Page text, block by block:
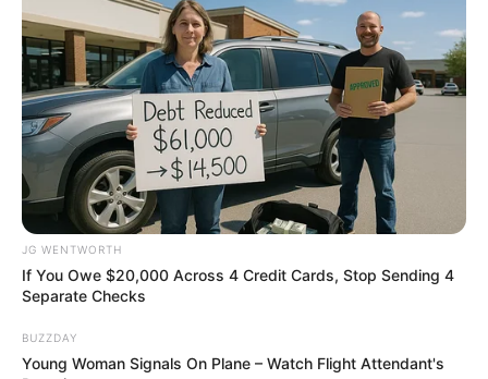
To Steamy To Stream? Not For The Bridgertons! 9
Must-See Scenes
BRAINBERRIES
JG WENTWORTH
If You Owe $20,000 Across 4 Credit Cards, Stop Sending 4
Separate Checks
BUZZDAY
Young Woman Signals On Plane – Watch Flight Attendant's